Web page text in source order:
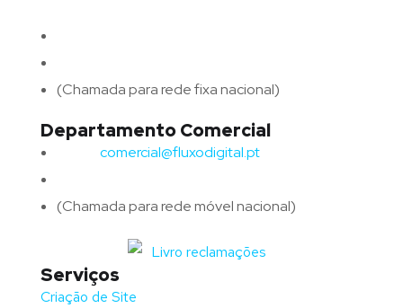
(Chamada para rede fixa nacional)
Departamento Comercial
comercial@fluxodigital.pt
(Chamada para rede móvel nacional)
Serviços
Criação de Site